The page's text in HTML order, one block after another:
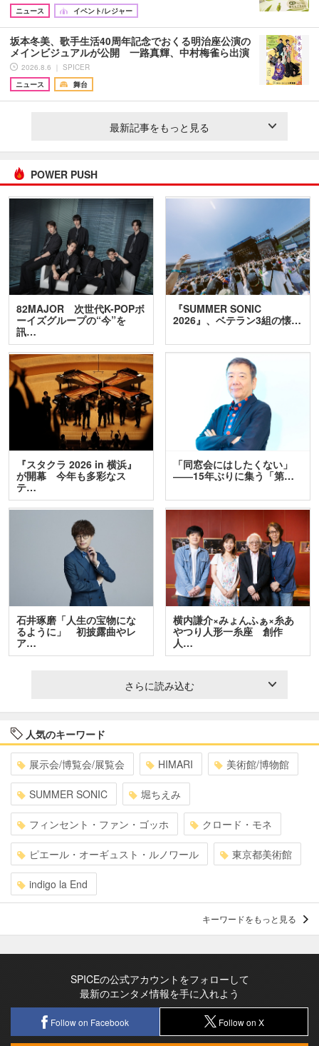
ニュース
イベント/レジャー
坂本冬美、歌手生活40周年記念でおくる明治座公演の
メインビジュアルが公開 一路真輝、中村梅雀ら出演
2026.8.6 ｜ SPICER
ニュース
舞台
最新記事をもっと見る
POWER PUSH
82MAJOR 次世代K-POPボ
ーイズグループの“今”を
訊…
『SUMMER SONIC
2026』、ベテラン3組の懐…
『スタクラ 2026 in 横浜』
が開幕 今年も多彩なス
テ…
「同窓会にはしたくない」
――15年ぶりに集う「第…
石井琢磨「人生の宝物にな
るように」 初披露曲やレ
ア…
横内謙介×みょんふぁ×糸あ
やつり人形一糸座 創作
人…
さらに読み込む
人気のキーワード
展示会/博覧会/展覧会 HIMARI 美術館/博物館
SUMMER SONIC 堀ちえみ
フィンセント・ファン・ゴッホ クロード・モネ
ピエール・オーギュスト・ルノワール 東京都美術館
indigo la End
キーワードをもっと見る
SPICEの公式アカウントをフォローして
最新のエンタメ情報を手に入れよう
Follow on Facebook Follow on X